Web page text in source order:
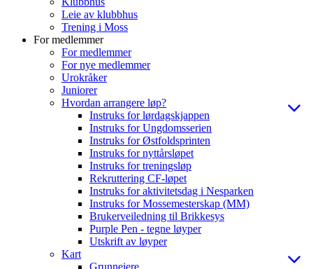
Leie av klubbhus
Trening i Moss
For medlemmer
For medlemmer
For nye medlemmer
Urokråker
Juniorer
Hvordan arrangere løp?
Instruks for lørdagskjappen
Instruks for Ungdomsserien
Instruks for Østfoldsprinten
Instruks for nyttårsløpet
Instruks for treningsløp
Rekruttering CF-løpet
Instruks for aktivitetsdag i Nesparken
Instruks for Mossemesterskap (MM)
Brukerveiledning til Brikkesys
Purple Pen - tegne løyper
Utskrift av løyper
Kart
Grunneiere